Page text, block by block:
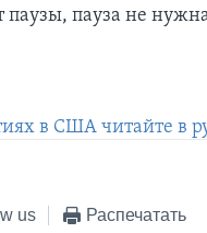
пауза не
в США читайте в
us Распечатать